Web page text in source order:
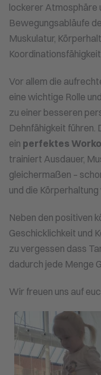
lockerer Atmosphäre
Bewegungsabläufe
Muskulatur,
Vor allem die
eine wichtige Rolle
zu einer besseren
Dehnfähigkeit
ein perfektes
trainiert Ausdauer,
gleichermaßen –
und die
Neben den positiven
Geschicklichkeit und
zu vergessen dass
dadurch jede Menge
Wir freuen uns auf